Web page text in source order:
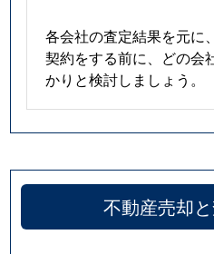
各会社の査定結果を元に
契約をする前に、どの会
かりと検討しましょう。
不動産売却